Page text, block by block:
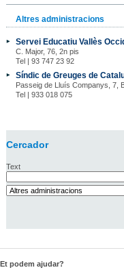
Altres administracions
Servei Educatiu Vallès
C. Major, 76, 2n pis
Tel | 93 747 23 92
Síndic de Greuges de
Passeig de Lluís Companys, 7,
Tel | 933 018 075
Cercador
Text
Et podem ajudar?